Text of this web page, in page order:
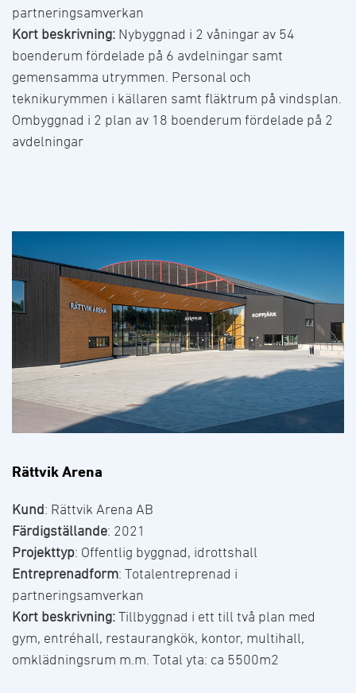
partneringsamverkan
Kort beskrivning: Nybyggnad i 2 våningar av 54
boenderum fördelade på 6 avdelningar samt
gemensamma utrymmen. Personal och
teknikurymmen i källaren samt fläktrum på vindsplan.
Ombyggnad i 2 plan av 18 boenderum fördelade på 2
avdelningar
Rättvik Arena
Kund: Rättvik Arena AB
Färdigställande: 2021
Projekttyp: Offentlig byggnad, idrottshall
Entreprenadform: Totalentreprenad i
partneringsamverkan
Kort beskrivning:Tillbyggnad i ett till två plan med
gym, entréhall, restaurangkök, kontor, multihall,
omklädningsrum m.m. Total yta: ca 5500m2